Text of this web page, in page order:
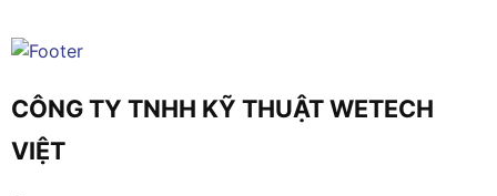
CÔNG TY TNHH KỸ THUẬT WETECH
VIỆT